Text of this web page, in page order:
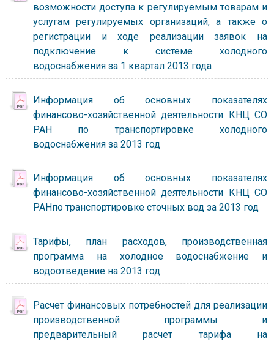
возможности доступа к регулируемым товарам и
услугам регулируемых организаций, а также о
регистрации и ходе реализации заявок на
подключение к системе холодного
водоснабжения за 1 квартал 2013 года
Информация об основных показателях
финансово-хозяйственной деятельности КНЦ СО
РАН по транспортировке холодного
водоснабжения за 2013 год
Информация об основных показателях
финансово-хозяйственной деятельности КНЦ СО
РАНпо транспортировке сточных вод за 2013 год
Тарифы, план расходов, производственная
программа на холодное водоснабжение и
водоотведение на 2013 год
Расчет финансовых потребностей для реализации
производственной программы и
предварительный расчет тарифа на